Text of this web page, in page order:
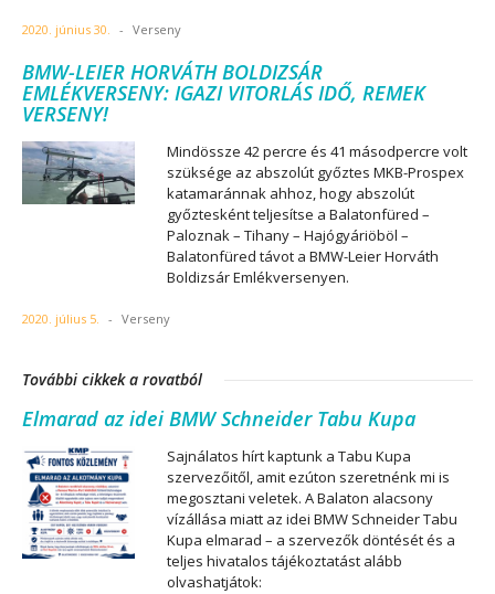
2020. június 30. - Verseny
BMW-LEIER HORVÁTH BOLDIZSÁR
EMLÉKVERSENY: IGAZI VITORLÁS IDŐ, REMEK
VERSENY!
Mindössze 42 percre és 41 másodpercre volt
szüksége az abszolút győztes MKB-Prospex
katamaránnak ahhoz, hogy abszolút
győztesként teljesítse a Balatonfüred –
Paloznak – Tihany – Hajógyáriöböl –
Balatonfüred távot a BMW-Leier Horváth
Boldizsár Emlékversenyen.
2020. július 5. - Verseny
További cikkek a rovatból
Elmarad az idei BMW Schneider Tabu Kupa
Sajnálatos hírt kaptunk a Tabu Kupa
szervezőitől, amit ezúton szeretnénk mi is
megosztani veletek. A Balaton alacsony
vízállása miatt az idei BMW Schneider Tabu
Kupa elmarad – a szervezők döntését és a
teljes hivatalos tájékoztatást alább
olvashatjátok: